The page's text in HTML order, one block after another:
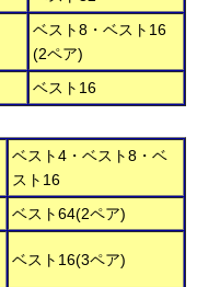
ベスト8・ベスト16
(2ペア)
ベスト16
ベスト4・ベスト8・ベ
スト16
ベスト64(2ペア)
ベスト16(3ペア)